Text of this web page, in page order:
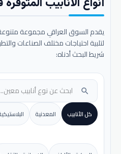
يقدم السوق العراقي مجموعة
لتلبية احتياجات مختلف الصناعات
شريط البحث أدناه:
search
كل الأنابيب المعدنية